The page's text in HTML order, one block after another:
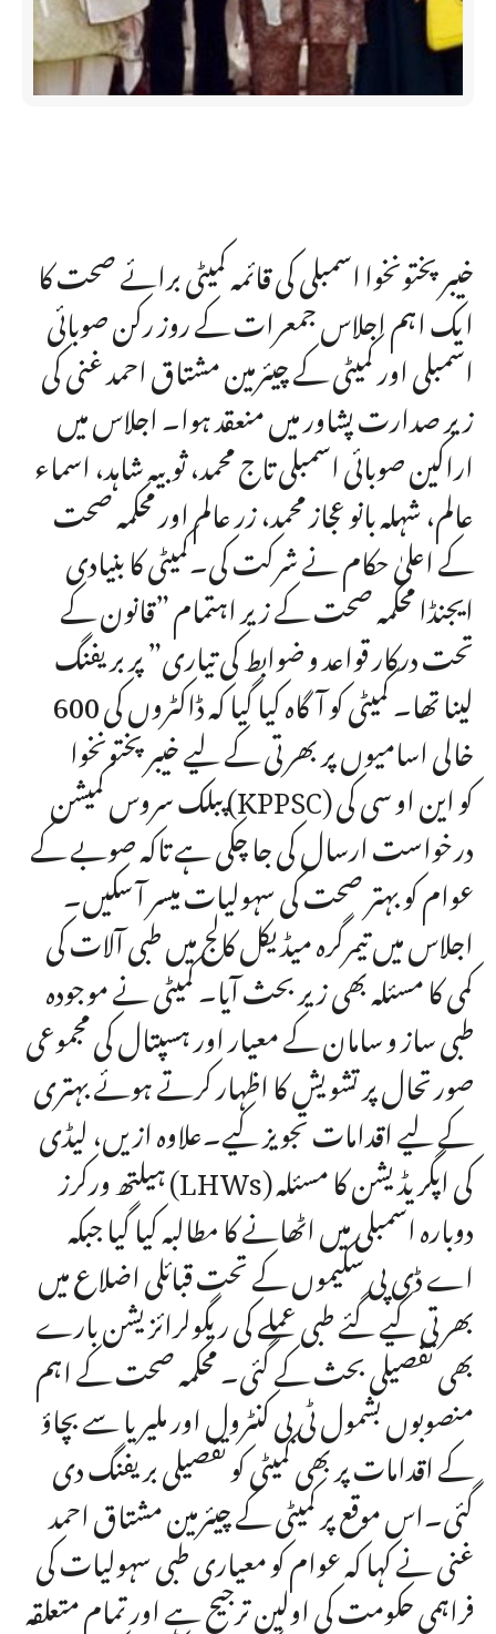
خیبرپختونخوا اسمبلی کی قائمہ کمیٹی برائے صحت کا
ایک اہم اجلاس جمعرات کے روز رکن صوبائی
اسمبلی اور کمیٹی کے چیئرمین مشتاق احمد غنی کی
زیر صدارت پشاور میں منعقد ہوا۔ اجلاس میں
اراکین صوبائی اسمبلی تاج محمد، ثوبیہ شاہد، اسماء
عالم، شہلہ بانو عجاز محمد، زر عالم اور محکمہ صحت
کے اعلیٰ حکام نے شرکت کی۔کمیٹی کا بنیادی
ایجنڈا محکمہ صحت کے زیر اہتمام ”قانون کے
تحت درکار قواعد و ضوابط کی تیاری” پر بریفنگ
لینا تھا۔ کمیٹی کو آگاہ کیا گیا کہ ڈاکٹروں کی 600
خالی اسامیوں پر بھرتی کے لیے خیبرپختونخوا
پبلک سروس کمیشن (KPPSC) کو این او سی کی
درخواست ارسال کی جا چکی ہے تاکہ صوبے کے
عوام کو بہتر صحت کی سہولیات میسر آ سکیں۔
اجلاس میں تیمرگرہ میڈیکل کالج میں طبی آلات کی
کمی کا مسئلہ بھی زیر بحث آیا۔ کمیٹی نے موجودہ
طبی ساز و سامان کے معیار اور ہسپتال کی مجموعی
صورتحال پر تشویش کا اظہار کرتے ہوئے بہتری
کے لیے اقدامات تجویز کیے۔علاوہ ازیں، لیڈی
ہیلتھ ورکرز (LHWs) کی اپگریڈیشن کا مسئلہ
دوبارہ اسمبلی میں اٹھانے کا مطالبہ کیا گیا جبکہ
اے ڈی پی سکیموں کے تحت قبائلی اضلاع میں
بھرتی کیے گئے طبی عملے کی ریگولرائزیشن بارے
بھی تفصیلی بحث کے گئی۔ محکمہ صحت کے اہم
منصوبوں بشمول ٹی بی کنٹرول اور ملیریا سے بچاؤ
کے اقدامات پر بھی کمیٹی کو تفصیلی بریفنگ دی
گئی۔اس موقع پر کمیٹی کے چیئرمین مشتاق احمد
غنی نے کہا کہ عوام کو معیاری طبی سہولیات کی
فراہمی حکومت کی اولین ترجیح ہے اور تمام متعلقہ